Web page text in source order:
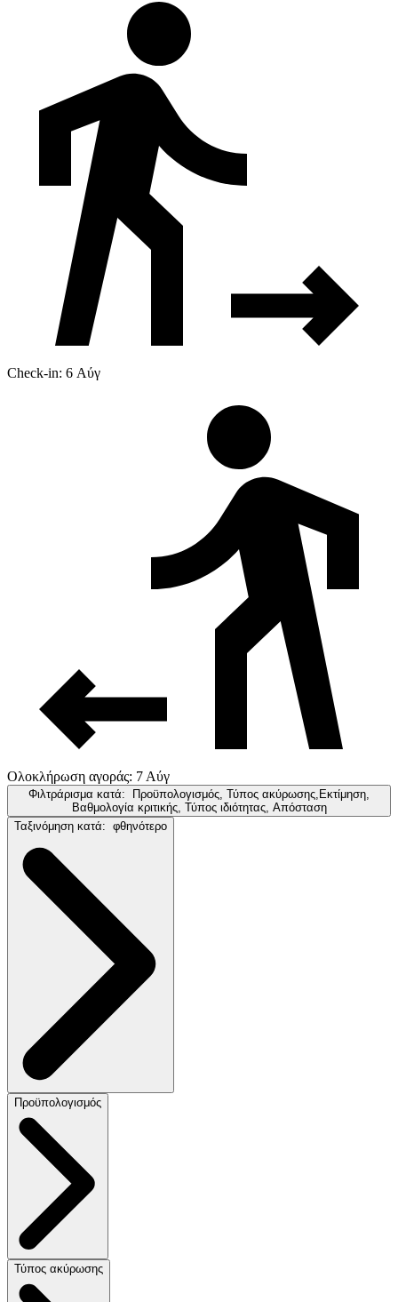
Check-in: 6 Αύγ
Ολοκλήρωση αγοράς: 7 Αύγ
Φιλτράρισμα κατά:
Προϋπολογισμός, Τύπος ακύρωσης,Εκτίμηση,
Βαθμολογία κριτικής, Τύπος ιδιότητας, Απόσταση
Ταξινόμηση κατά: φθηνότερο
Προϋπολογισμός
Τύπος ακύρωσης